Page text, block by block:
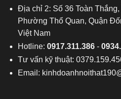
Địa chỉ 2: Số 36 Toàn
Phường Thổ Quan, Quận
Việt Nam
Hotline: 0917.311.386-
Tư vấn kỹ thuật:
Email: